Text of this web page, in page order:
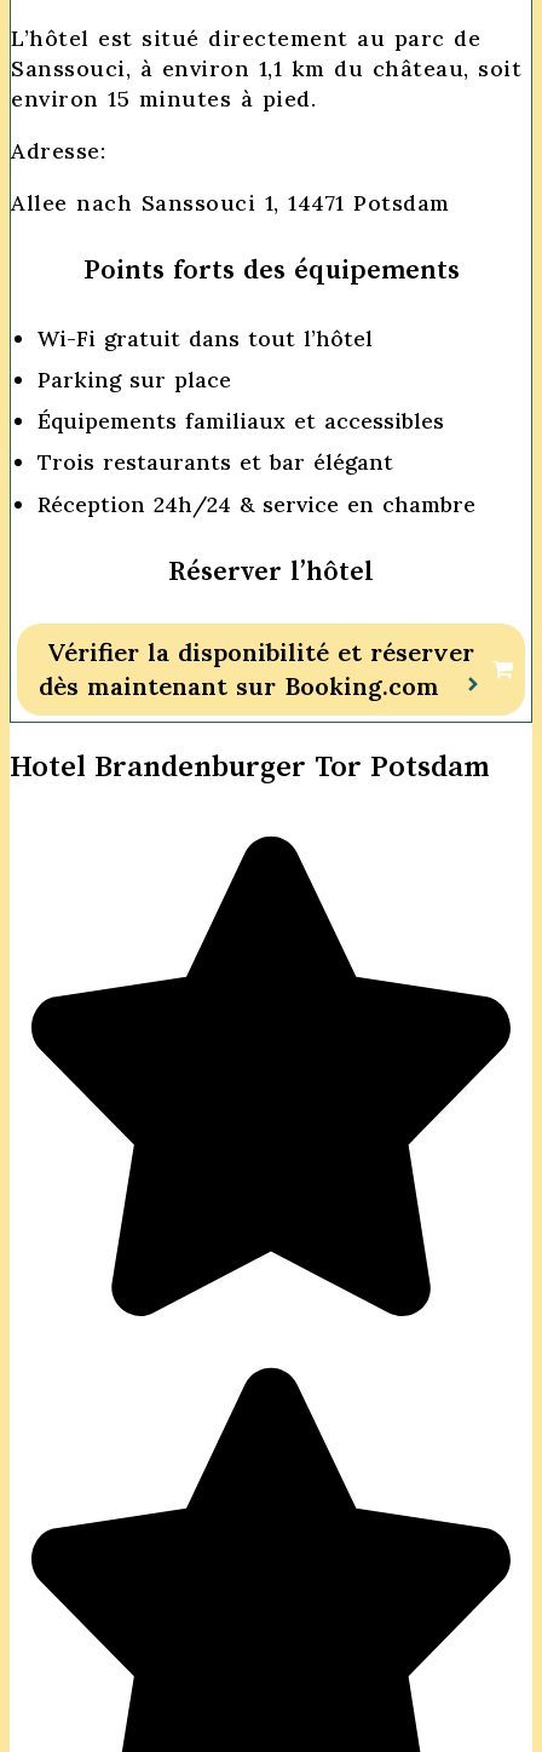
L’hôtel est situé directement au parc de
Sanssouci, à environ 1,1 km du château, soit
environ 15 minutes à pied.
Adresse:
Allee nach Sanssouci 1, 14471 Potsdam
Points forts des équipements
Wi-Fi gratuit dans tout l’hôtel
Parking sur place
Équipements familiaux et accessibles
Trois restaurants et bar élégant
Réception 24h/24 & service en chambre
Réserver l’hôtel
Vérifier la disponibilité et réserver
dès maintenant sur Booking.com
Hotel Brandenburger Tor Potsdam